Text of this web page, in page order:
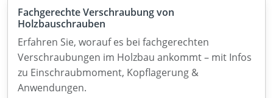
Fachgerechte Verschraubung von
Holzbauschrauben
Erfahren Sie, worauf es bei fachgerechten
Verschraubungen im Holzbau ankommt – mit Infos
zu Einschraubmoment, Kopflagerung &
Anwendungen.